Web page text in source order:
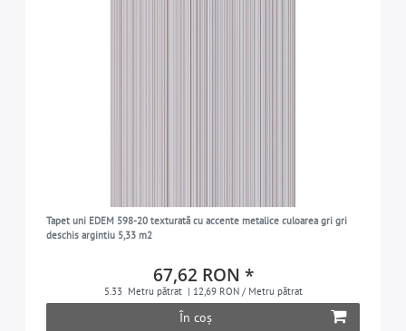
Tapet uni EDEM 598-20 texturată cu accente metalice culoarea gri gri
deschis argintiu 5,33 m2
67,62 RON *
5.33 Metru pătrat | 12,69 RON / Metru pătrat
În coș